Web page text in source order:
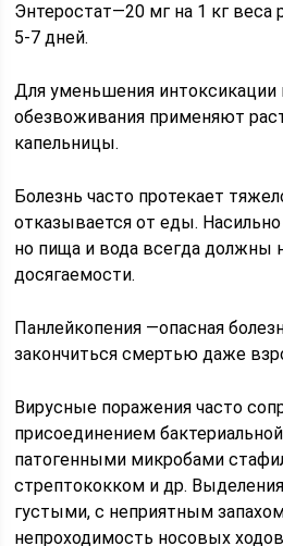
Энтеростат—20 мг на 1 кг веса
5-7 дней.
Для уменьшения интоксикации
обезвоживания применяют
капельницы.
Болезнь часто протекает
отказывается от еды.
но пища и вода всегда должны
досягаемости.
Панлейкопения —опасная
закончиться смертью даже
Вирусные поражения часто
присоединением
патогенными микробами
стрептококком и др.
густыми, с неприятным
непроходимость носовых